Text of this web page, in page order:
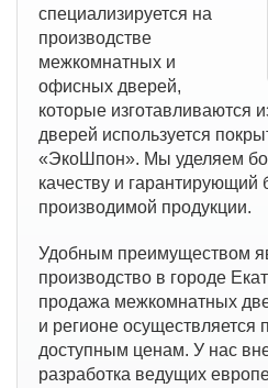
специализируется на
производстве
межкомнатных и
офисных дверей,
которые изготавливаются
дверей используется
«ЭкоШпон». Мы уделяем
качеству и гарантирующий
производимой продукции.
Удобным преимуществом
производство в городе
продажа межкомнатных
и регионе осуществляется
доступным ценам. У нас
разработка ведущих